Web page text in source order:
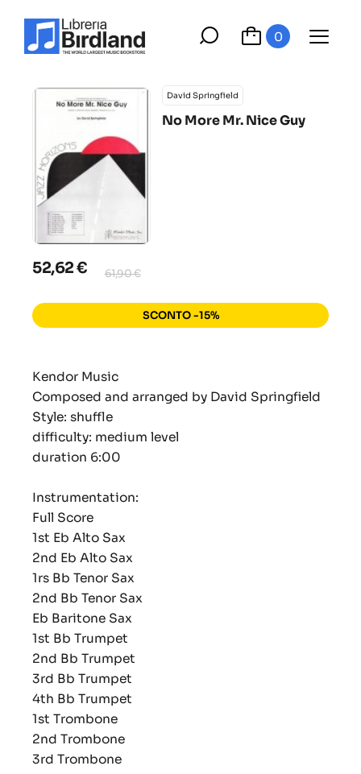
0
David Springfield
No More Mr. Nice Guy
52,62 € 61,90 €
SCONTO -15%
Kendor Music
Composed and arranged by David Springfield
Style: shuffle
difficulty: medium level
duration 6:00
Instrumentation:
Full Score
1st Eb Alto Sax
2nd Eb Alto Sax
1rs Bb Tenor Sax
2nd Bb Tenor Sax
Eb Baritone Sax
1st Bb Trumpet
2nd Bb Trumpet
3rd Bb Trumpet
4th Bb Trumpet
1st Trombone
2nd Trombone
3rd Trombone